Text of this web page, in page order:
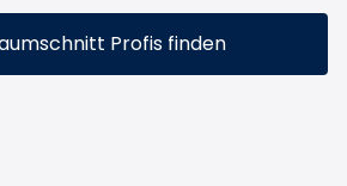
Profis finden